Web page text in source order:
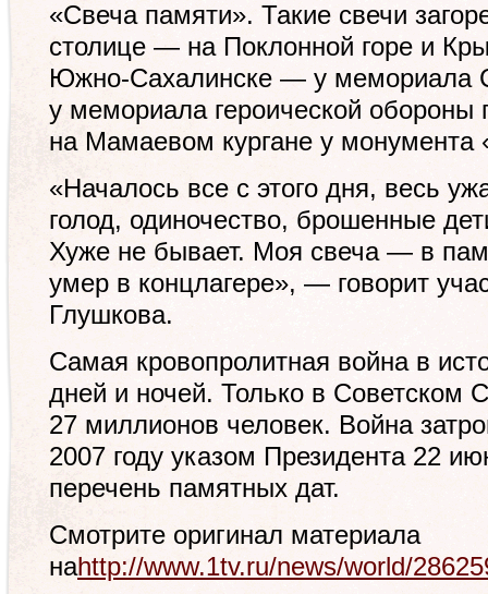
«Свеча памяти». Такие свечи
столице — на Поклонной горе и
Южно-Сахалинске — у мемориала
у мемориала героической обороны
на Мамаевом кургане у монумента
«Началось все с этого дня, весь
голод, одиночество, брошенные
Хуже не бывает. Моя свеча — в
умер в концлагере», — говорит
Глушкова.
Самая кровопролитная война в
дней и ночей. Только в Советском
27 миллионов человек. Война
2007 году указом Президента 22
перечень памятных дат.
Смотрите оригинал материала
наhttp://www.1tv.ru/news/world/